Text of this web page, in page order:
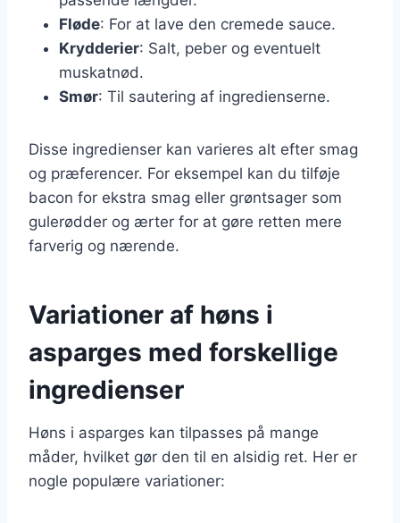
Fløde: For at lave den cremede sauce.
Krydderier: Salt, peber og eventuelt
muskatnød.
Smør: Til sautering af ingredienserne.
Disse ingredienser kan varieres alt efter smag
og præferencer. For eksempel kan du tilføje
bacon for ekstra smag eller grøntsager som
gulerødder og ærter for at gøre retten mere
farverig og nærende.
Variationer af høns i
asparges med forskellige
ingredienser
Høns i asparges kan tilpasses på mange
måder, hvilket gør den til en alsidig ret. Her er
nogle populære variationer: